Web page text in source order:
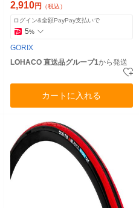
2,910円 （税込）
ログイン&全額PayPay支払いで
5%
GORIX
LOHACO 直送品グループ1から発送
カートに入れる